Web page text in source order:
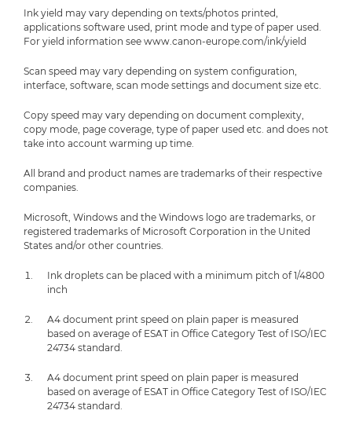
Ink yield may vary depending on texts/photos printed,
applications software used, print mode and type of paper used.
For yield information see www.canon-europe.com/ink/yield
Scan speed may vary depending on system configuration,
interface, software, scan mode settings and document size etc.
Copy speed may vary depending on document complexity,
copy mode, page coverage, type of paper used etc. and does not
take into account warming up time.
All brand and product names are trademarks of their respective
companies.
Microsoft, Windows and the Windows logo are trademarks, or
registered trademarks of Microsoft Corporation in the United
States and/or other countries.
Ink droplets can be placed with a minimum pitch of 1/4800
inch
A4 document print speed on plain paper is measured
based on average of ESAT in Office Category Test of ISO/IEC
24734 standard.
A4 document print speed on plain paper is measured
based on average of ESAT in Office Category Test of ISO/IEC
24734 standard.